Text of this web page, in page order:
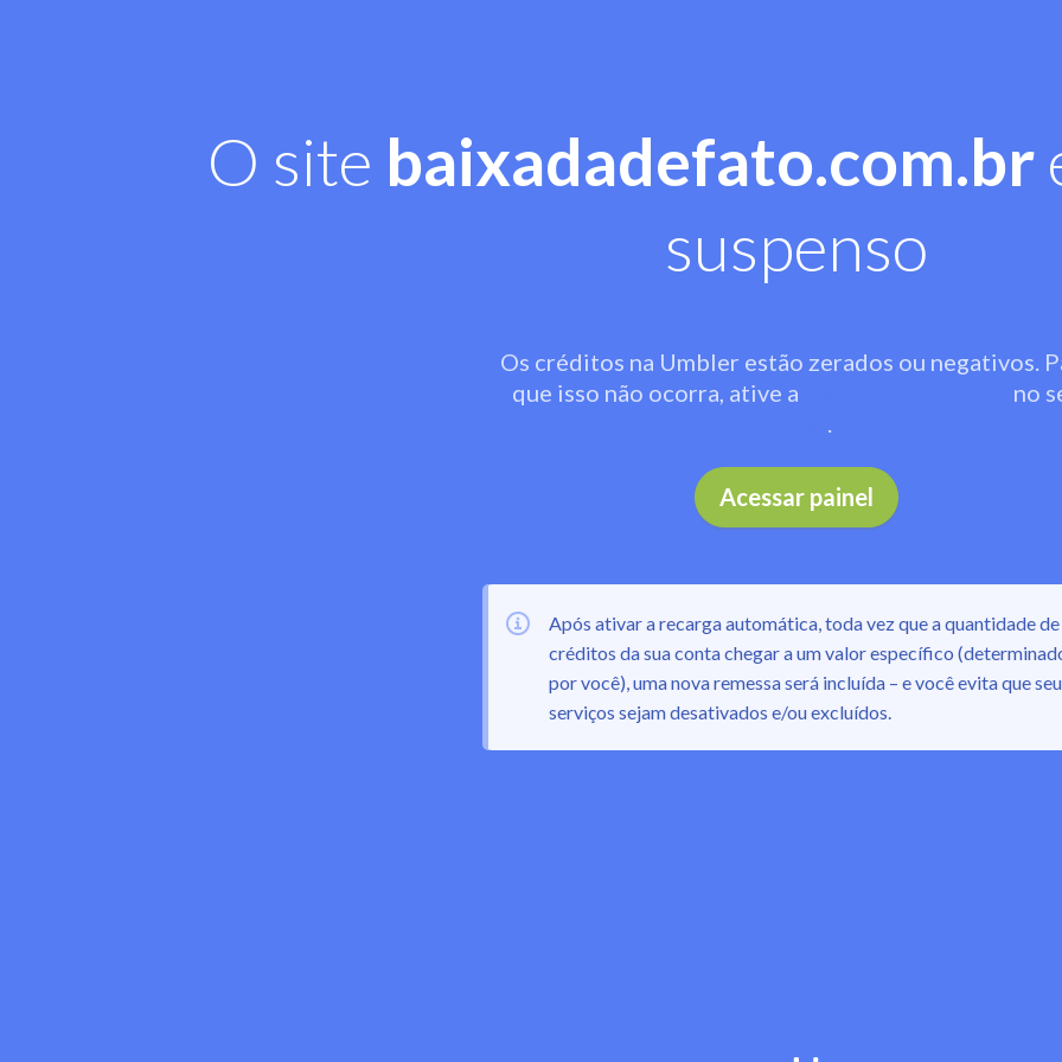
O site baixadadefato.com.br
suspenso
Os créditos na Umbler estão zerados ou negativos.
que isso não ocorra, ative a
no
.
Acessar painel
Após ativar a recarga automática, toda vez que a quantidade de
créditos da sua conta chegar a um valor específico
por você), uma nova remessa será incluída – e você evita que
serviços sejam desativados e/ou excluídos.